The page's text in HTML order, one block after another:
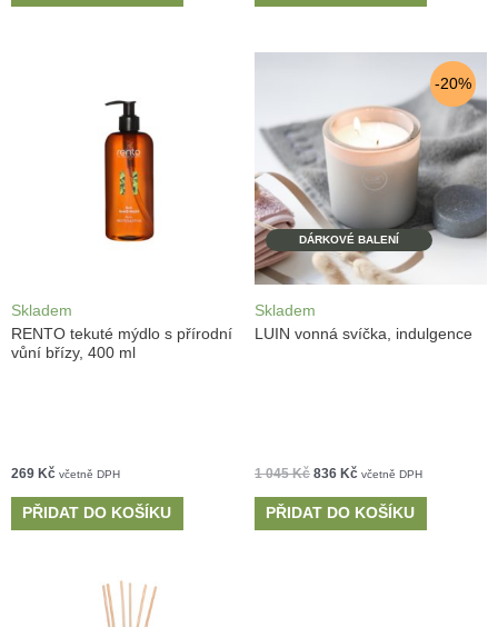
Skladem
RENTO tekuté mýdlo s přírodní
vůní břízy, 400 ml
269 Kč včetně DPH
PŘIDAT DO KOŠÍKU
-20%
DÁRKOVÉ BALENÍ
Skladem
LUIN vonná svíčka, indulgence
1 045Kč 836 Kč včetně DPH
PŘIDAT DO KOŠÍKU